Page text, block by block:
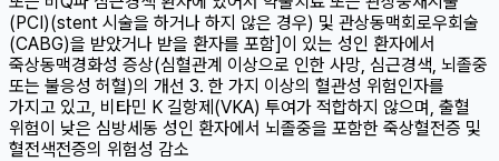
(PCI)(stent 시술을 하거나 하지 않은 경우) 및 관상동맥회로우회술
(CABG)을 받았거나 받을 환자를 포함]이 있는 성인 환자에서
죽상동맥경화성 증상(심혈관계 이상으로 인한 사망, 심근경색, 뇌졸중
또는 불응성 허혈)의 개선 3. 한 가지 이상의 혈관성 위험인자를
가지고 있고, 비타민 K 길항제(VKA) 투여가 적합하지 않으며, 출혈
위험이 낮은 심방세동 성인 환자에서 뇌졸중을 포함한 죽상혈전증 및
혈전색전증의 위험성 감소